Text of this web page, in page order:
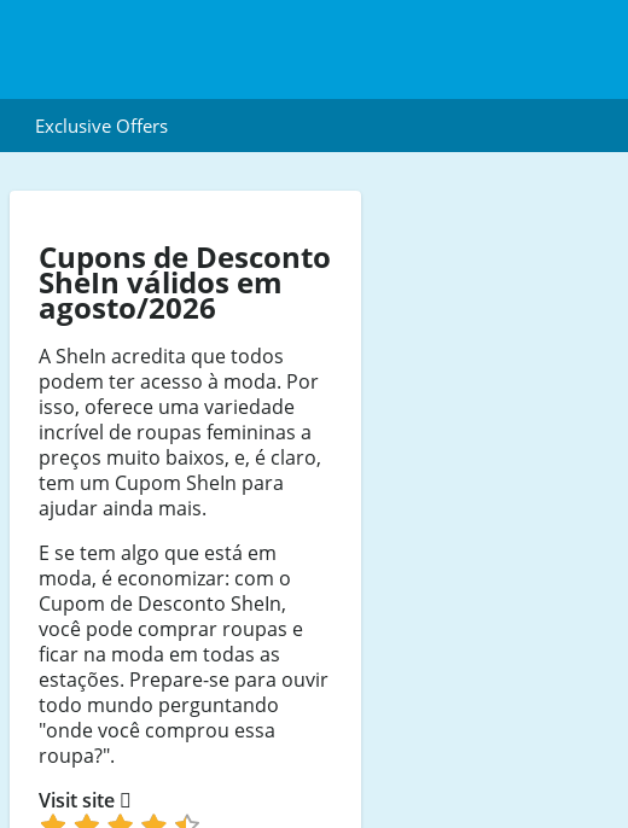
Exclusive Offers
Cupons de Desconto
SheIn válidos em
agosto/2026
A SheIn acredita que todos
podem ter acesso à moda. Por
isso, oferece uma variedade
incrível de roupas femininas a
preços muito baixos, e, é claro,
tem um Cupom SheIn para
ajudar ainda mais.
E se tem algo que está em
moda, é economizar: com o
Cupom de Desconto SheIn,
você pode comprar roupas e
ficar na moda em todas as
estações. Prepare-se para ouvir
todo mundo perguntando
"onde você comprou essa
roupa?".
Visit site